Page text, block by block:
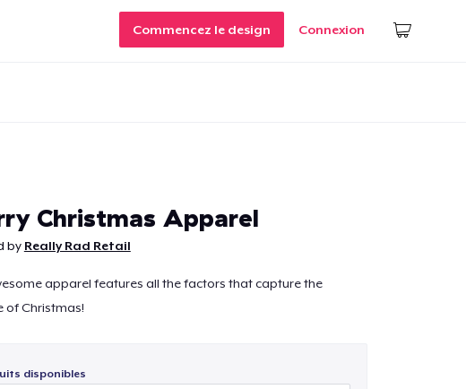
Commencez le design Connexion
Christmas Apparel
by Really Rad Retail
apparel features all the factors that capture the
of Christmas!
disponibles